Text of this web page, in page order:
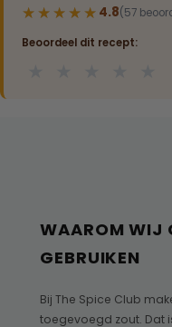
★★★★★
★★★★★ 4.8(57
Beoordeel dit recept:
WAAROM WIJ
GEBRUIKEN
Bij The Spice Club
toegevoegd zout. Dat